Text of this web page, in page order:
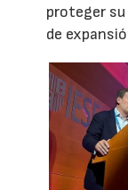
proteger
de